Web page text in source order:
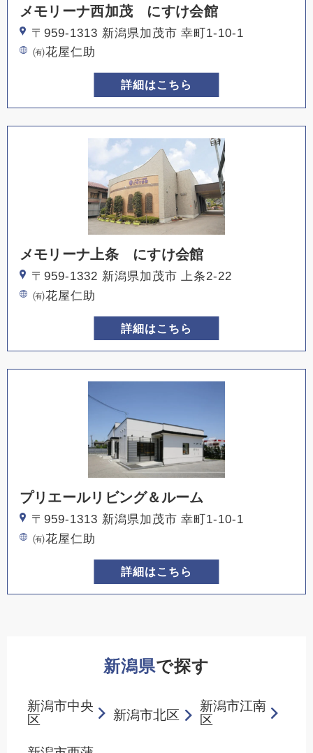
メモリーナ西加茂 にすけ会館
〒959-1313 新潟県加茂市 幸町1-10-1
㈲花屋仁助
詳細はこちら
メモリーナ上条 にすけ会館
〒959-1332 新潟県加茂市 上条2-22
㈲花屋仁助
詳細はこちら
プリエールリビング＆ルーム
〒959-1313 新潟県加茂市 幸町1-10-1
㈲花屋仁助
詳細はこちら
新潟県で探す
新潟市中央
区
新潟市北区
新潟市江南
区